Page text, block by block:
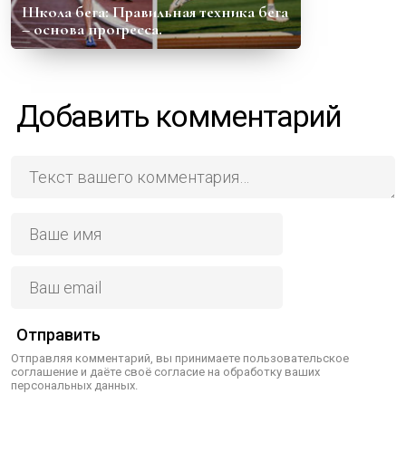
Школа бега: Правильная техника бега
– основа прогресса.
Добавить комментарий
Отправить
Отправляя комментарий, вы принимаете пользовательское
соглашение и даёте своё согласие на обработку ваших
персональных данных.